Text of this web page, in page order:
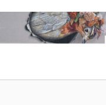
springen